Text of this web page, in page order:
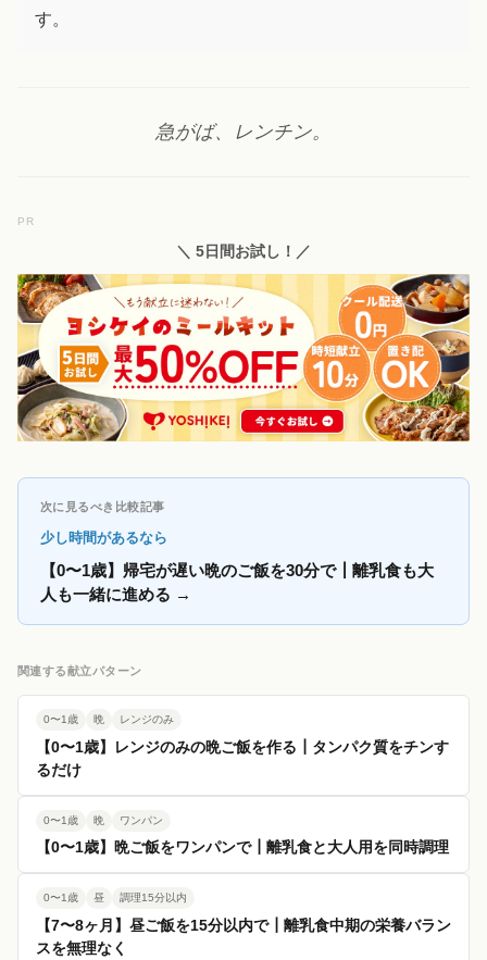
す。
急がば、レンチン。
PR
＼ 5日間お試し！／
次に見るべき比較記事
少し時間があるなら
【0〜1歳】帰宅が遅い晩のご飯を30分で┃離乳食も大
人も一緒に進める →
関連する献立パターン
0〜1歳 晩 レンジのみ
【0〜1歳】レンジのみの晩ご飯を作る┃タンパク質をチンす
るだけ
0〜1歳 晩 ワンパン
【0〜1歳】晩ご飯をワンパンで┃離乳食と大人用を同時調理
0〜1歳 昼 調理15分以内
【7〜8ヶ月】昼ご飯を15分以内で┃離乳食中期の栄養バラン
スを無理なく